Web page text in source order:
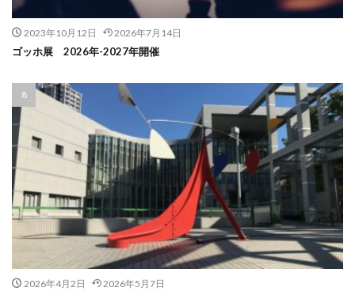
2023年10月12日 2026年7月14日
ゴッホ展 2026年-2027年開催
2026年4月2日 2026年5月7日